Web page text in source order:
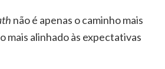
não é apenas o caminho mais
mais alinhado às expectativas